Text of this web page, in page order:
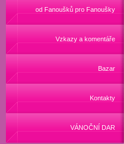
od Fanoušků pro Fanoušky
Vzkazy a komentáře
Bazar
Kontakty
VÁNOČNÍ DAR